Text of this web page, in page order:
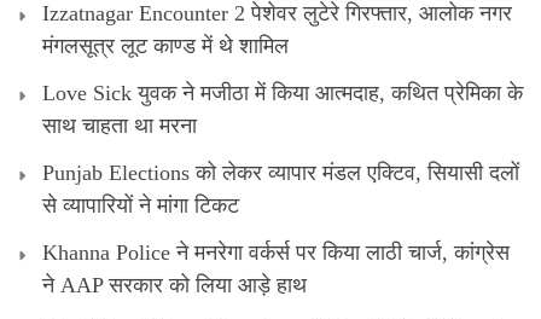
Izzatnagar Encounter 2 पेशेवर लुटेरे गिरफ्तार, आलोक नगर
मंगलसूत्र लूट काण्‍ड में थे शामिल
Love Sick युवक ने मजीठा में किया आत्मदाह, कथित प्रेमिका के
साथ चाहता था मरना
Punjab Elections को लेकर व्यापार मंडल एक्टिव, सियासी दलों
से व्यापारियों ने मांगा टिकट
Khanna Police ने मनरेगा वर्कर्स पर किया लाठी चार्ज, कांग्रेस
ने AAP सरकार को लिया आड़े हाथ